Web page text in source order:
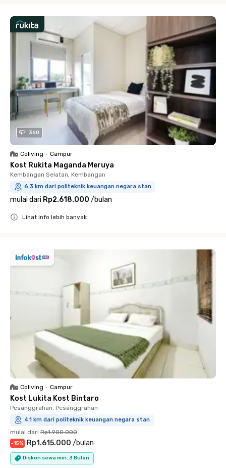
360
Coliving • Campur
Kost Rukita Maganda Meruya
Kembangan Selatan, Kembangan
6.3 km dari politeknik keuangan negara stan
mulai dari Rp2.618.000 /bulan
Lihat info lebih banyak
Coliving • Campur
Kost Lukita Kost Bintaro
Pesanggrahan, Pesanggrahan
4.1 km dari politeknik keuangan negara stan
mulai dari Rp1.900.000
-15% Rp1.615.000 /bulan
Diskon sewa min. 3 Bulan